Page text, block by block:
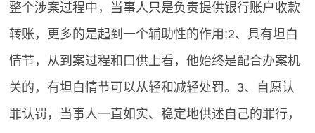
整个涉案过程中，当事人只是负责提供银行账户收款
转账，更多的是起到一个辅助性的作用;2、具有坦白
情节，从到案过程和口供上看，他始终是配合办案机
关的，有坦白情节可以从轻和减轻处罚。3、自愿认
罪认罚，当事人一直如实、稳定地供述自己的罪行，